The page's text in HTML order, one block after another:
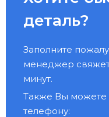
деталь?
Заполните
менеджер
минут.
Также Вы можете
телефону: